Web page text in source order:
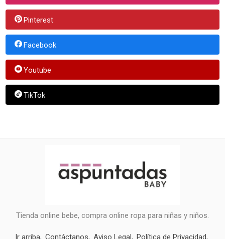
Pinterest
Facebook
Youtube
TikTok
Tienda online bebe, compra online ropa para niñas y niños.
Ir arriba Contáctanos Aviso Legal Política de Privacidad